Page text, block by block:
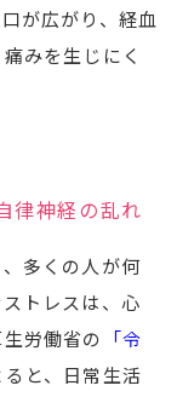
が広がり、経血
みを生じにく
律神経の乱れ
多くの人が何
トレスは、心
労働省の 「令
ると、日常生活